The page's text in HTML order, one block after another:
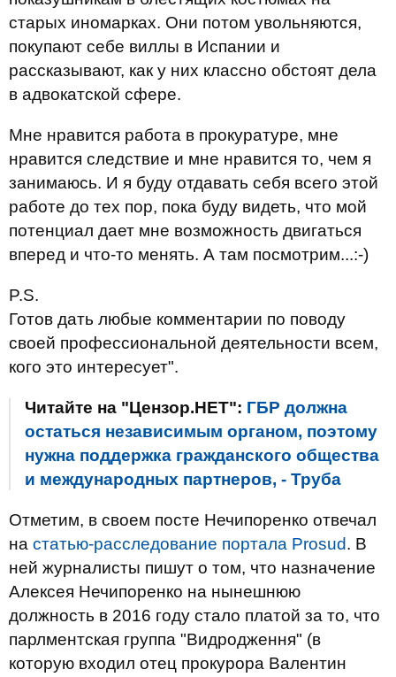
старых иномарках. Они потом увольняются,
покупают себе виллы в Испании и
рассказывают, как у них классно обстоят дела
в адвокатской сфере.
Мне нравится работа в прокуратуре, мне
нравится следствие и мне нравится то, чем я
занимаюсь. И я буду отдавать себя всего этой
работе до тех пор, пока буду видеть, что мой
потенциал дает мне возможность двигаться
вперед и что-то менять. А там посмотрим...:-)
P.S.
Готов дать любые комментарии по поводу
своей профессиональной деятельности всем,
кого это интересует".
Читайте на "Цензор.НЕТ": ГБР должна
остаться независимым органом, поэтому
нужна поддержка гражданского общества
и международных партнеров, - Труба
Отметим, в своем посте Нечипоренко отвечал
на статью-расследование портала Prosud. В
ней журналисты пишут о том, что назначение
Алексея Нечипоренко на нынешнюю
должность в 2016 году стало платой за то, что
парлментская группа "Видродження" (в
которую входил отец прокурора Валентин